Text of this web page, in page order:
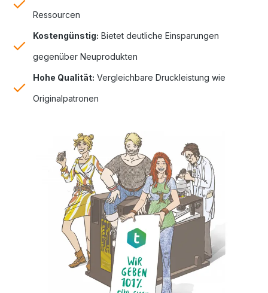
Ressourcen
Kostengünstig: Bietet deutliche Einsparungen
gegenüber Neuprodukten
Hohe Qualität: Vergleichbare Druckleistung wie
Originalpatronen